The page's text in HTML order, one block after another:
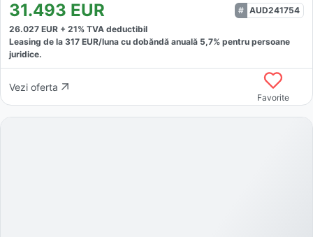
31.493 EUR
AUD241754
26.027 EUR + 21% TVA deductibil
Leasing de la 317 EUR/luna cu dobăndă anuală 5,7% pentru persoane
juridice.
Vezi oferta
Favorite